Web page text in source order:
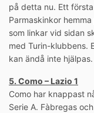
på detta nu. Ett
Parmaskinkor
som linkar vid sidan
med Turin-klubbens.
kan ändå inte
5. Como – Lazio 1
Como har knappast
Serie A. Fàbregas